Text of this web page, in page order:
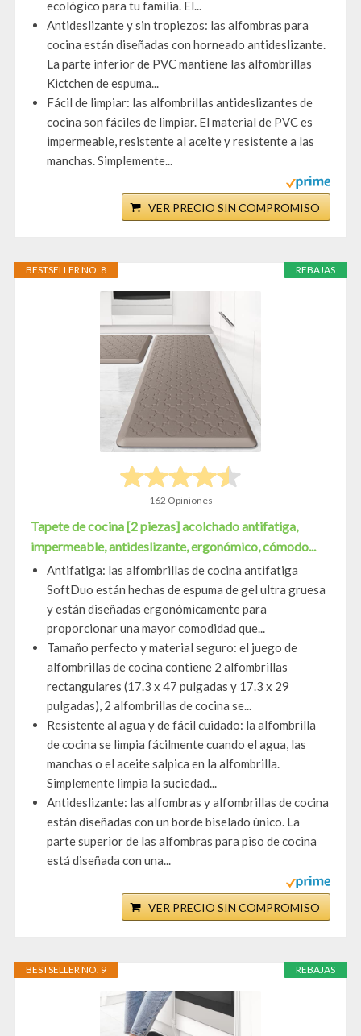
ecológico para tu familia. El...
Antideslizante y sin tropiezos: las alfombras para
cocina están diseñadas con horneado antideslizante.
La parte inferior de PVC mantiene las alfombrillas
Kictchen de espuma...
Fácil de limpiar: las alfombrillas antideslizantes de
cocina son fáciles de limpiar. El material de PVC es
impermeable, resistente al aceite y resistente a las
manchas. Simplemente...
VER PRECIO SIN COMPROMISO
REBAJAS
BESTSELLER NO. 8
162 Opiniones
Tapete de cocina [2 piezas] acolchado antifatiga,
impermeable, antideslizante, ergonómico, cómodo...
Antifatiga: las alfombrillas de cocina antifatiga
SoftDuo están hechas de espuma de gel ultra gruesa
y están diseñadas ergonómicamente para
proporcionar una mayor comodidad que...
Tamaño perfecto y material seguro: el juego de
alfombrillas de cocina contiene 2 alfombrillas
rectangulares (17.3 x 47 pulgadas y 17.3 x 29
pulgadas), 2 alfombrillas de cocina se...
Resistente al agua y de fácil cuidado: la alfombrilla
de cocina se limpia fácilmente cuando el agua, las
manchas o el aceite salpica en la alfombrilla.
Simplemente limpia la suciedad...
Antideslizante: las alfombras y alfombrillas de cocina
están diseñadas con un borde biselado único. La
parte superior de las alfombras para piso de cocina
está diseñada con una...
VER PRECIO SIN COMPROMISO
REBAJAS
BESTSELLER NO. 9